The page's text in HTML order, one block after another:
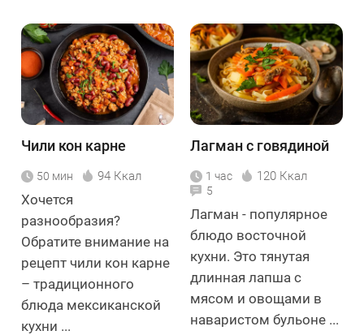
Чили кон карне
50 мин 94 Ккал
Хочется
разнообразия?
Обратите внимание на
рецепт чили кон карне
– традиционного
блюда мексиканской
кухни ...
Лагман с говядиной
1 час 120 Ккал
5
Лагман - популярное
блюдо восточной
кухни. Это тянутая
длинная лапша с
мясом и овощами в
наваристом бульоне ...